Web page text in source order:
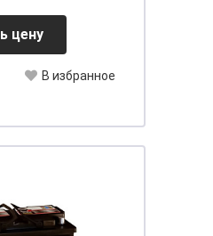
цену
В избранное